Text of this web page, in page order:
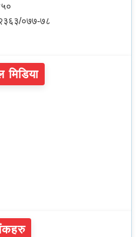
०७७-७८
मिडिया